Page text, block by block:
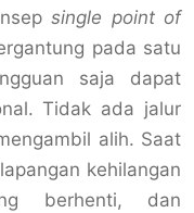
single point of
pada satu
saja dapat
Tidak ada jalur
alih. Saat
kehilangan
berhenti, dan